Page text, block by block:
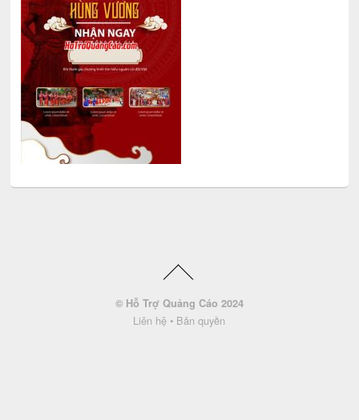
© Hỗ Trợ Quảng Cáo 2024
Liên hệ • Bản quyền